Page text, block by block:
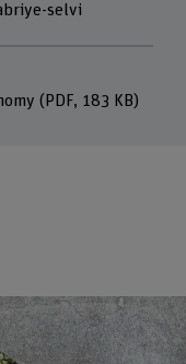
selvi
(PDF, 183 KB)